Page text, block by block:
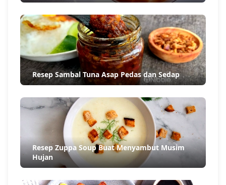
Resep Sambal Tuna Asap Pedas dan Sedap
Resep Zuppa Soup Buat Menyambut Musim
Hujan